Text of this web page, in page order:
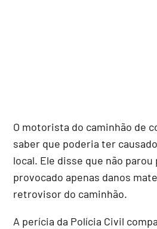
O motorista do caminhão de
saber que poderia ter
local. Ele disse que não
provocado apenas danos
retrovisor do caminhão.
A perícia da Polícia Civil